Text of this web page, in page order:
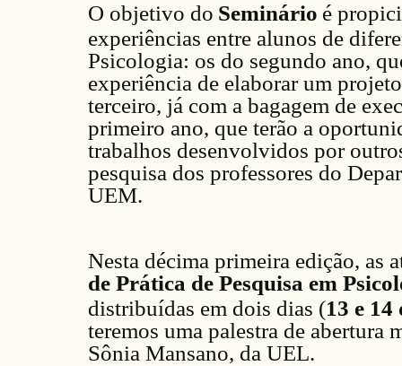
O objetivo do Seminário é
experiências entre alunos de
Psicologia: os do segundo ano,
experiência de elaborar um
terceiro, já com a bagagem de
primeiro ano, que terão a
trabalhos desenvolvidos por
pesquisa dos professores do
UEM.
Nesta décima primeira edição, as
de Prática de Pesquisa em
distribuídas em dois dias (13 e 14
teremos uma palestra de abertura
Sônia Mansano, da UEL.